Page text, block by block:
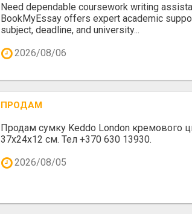
Need dependable coursework writing
BookMyEssay offers expert academic
subject, deadline, and university...
2026/08/06
ПРОДАМ
Продам сумку Keddo London кремового
37x24x12 cм. Тел +370 630 13930.
2026/08/05